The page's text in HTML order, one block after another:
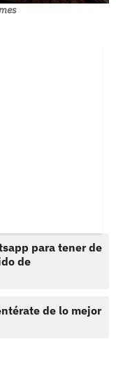
para tener de
de
de lo mejor